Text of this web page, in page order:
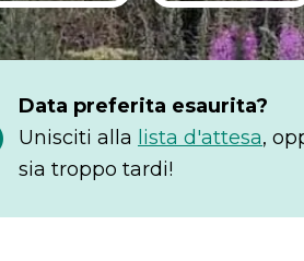
Data preferita esaurita?
Unisciti alla lista d'attesa,
sia troppo tardi!